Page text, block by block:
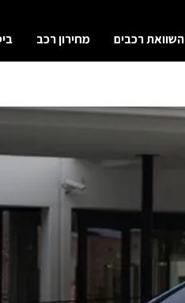
השוואת רכבים מחירון רכב